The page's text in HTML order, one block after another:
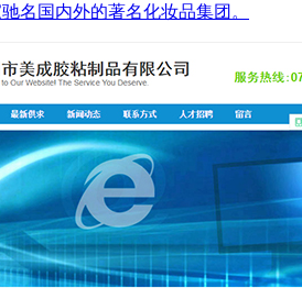
名国内外的著名化妆品集团。